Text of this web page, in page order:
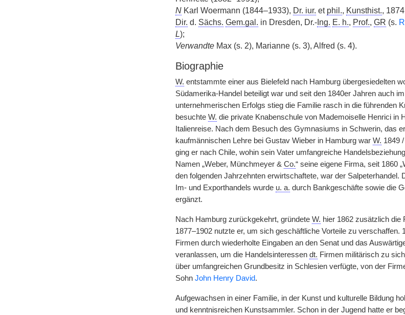
NKarl Woermann (1844–1933), Dr. iur. et phil., Kunsthist., 1874
Dir. d. Sächs. Gem.gal. in Dresden, Dr.-Ing. E. h., Prof., GR (s.
L);
VerwandteMax (s. 2), Marianne (s. 3), Alfred (s. 4).
Biographie
W. entstammte einer aus Bielefeld nach Hamburg übergesiedelten
Südamerika-Handel beteiligt war und seit den 1840er Jahren auch
unternehmerischen Erfolgs stieg die Familie rasch in die führenden
besuchte W. die private Knabenschule von Mademoiselle Henrici in
Italienreise. Nach dem Besuch des Gymnasiums in Schwerin, das
kaufmännischen Lehre bei Gustav Wieber in Hamburg war W. 1849
ging er nach Chile, wohin sein Vater umfangreiche
Namen „Weber, Münchmeyer & Co.“ seine eigene Firma, seit 1860
den folgenden Jahrzehnten erwirtschaftete, war der
Im- und Exporthandels wurde u. a. durch Bankgeschäfte sowie die
ergänzt.
Nach Hamburg zurückgekehrt, gründete W. hier 1862 zusätzlich die
1877–1902 nutzte er, um sich geschäftliche Vorteile zu verschaffen.
Firmen durch wiederholte Eingaben an den Senat und das
veranlassen, um die Handelsinteressen dt. Firmen militärisch zu
über umfangreichen Grundbesitz in Schlesien verfügte, von der
Sohn John Henry David.
Aufgewachsen in einer Familie, in der Kunst und kulturelle Bildung
und kenntnisreichen Kunstsammler. Schon in der Jugend hatte er